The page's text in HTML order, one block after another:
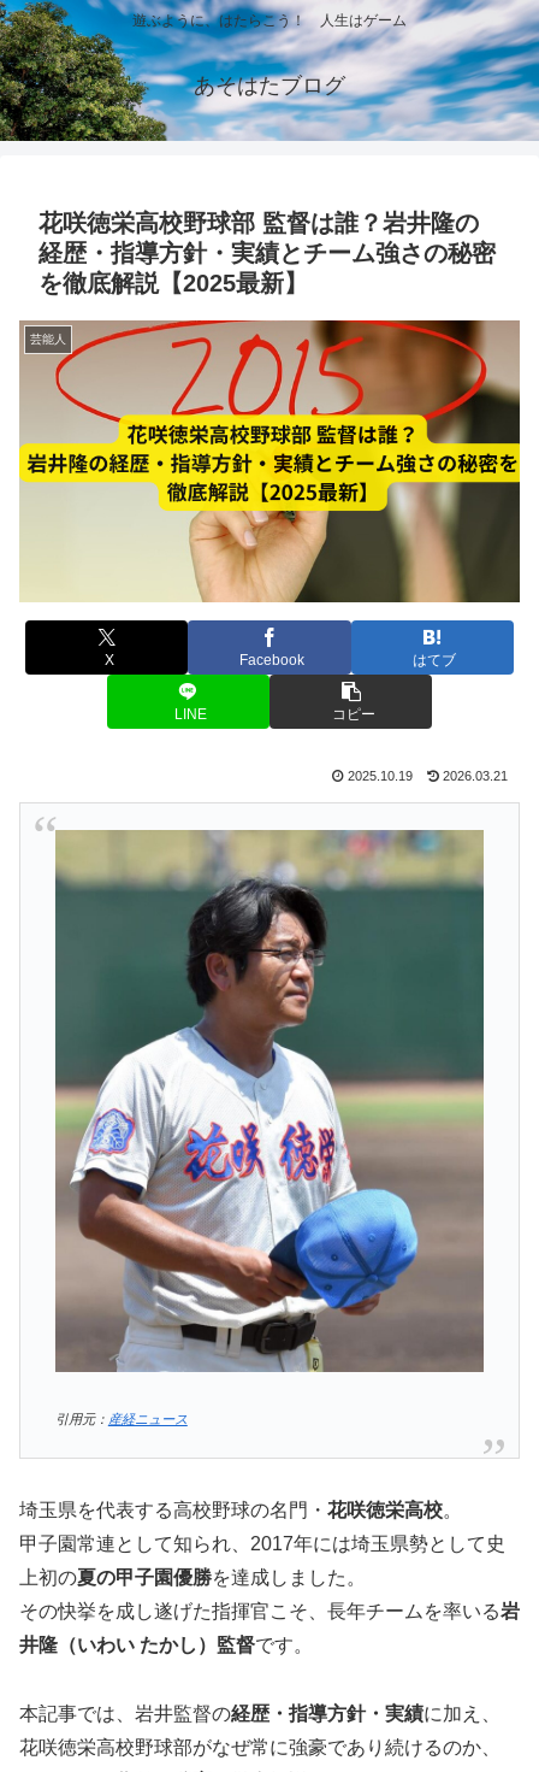
遊ぶように、はたらこう！ 人生はゲーム
あそはたブログ
花咲徳栄高校野球部 監督は誰？岩井隆の
経歴・指導方針・実績とチーム強さの秘密
を徹底解説【2025最新】
芸能人
X Facebook はてブ
LINE コピー
2025.10.19 2026.03.21
引用元： 産経ニュース
埼玉県を代表する高校野球の名門・ 花咲徳栄高校。
甲子園常連として知られ、2017年には埼玉県勢として史
上初の夏の甲子園優勝を達成しました。
その快挙を成し遂げた指揮官こそ、長年チームを率いる岩
井隆（いわい たかし）監督です。
本記事では、岩井監督の経歴・指導方針・実績に加え、
花咲徳栄高校野球部がなぜ常に強豪であり続けるのか、